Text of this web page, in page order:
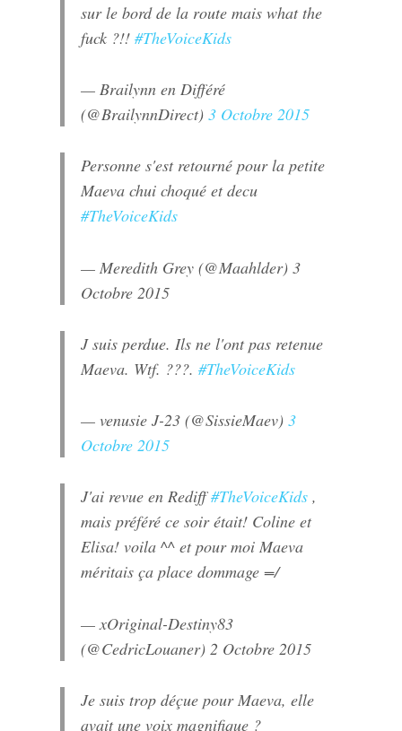
sur le bord de la route mais what the
fuck ?!!#TheVoiceKids
— Brailynn en Différé
(@BrailynnDirect)3 Octobre 2015
Personne s'est retourné pour la petite
Maeva chui choqué et decu
#TheVoiceKids
— Meredith Grey (@Maahlder)3
Octobre 2015
J suis perdue. Ils ne l'ont pas retenue
Maeva. Wtf. ???.#TheVoiceKids
— venusie J-23 (@SissieMaev)3
Octobre 2015
J'ai revue en Rediff#TheVoiceKids ,
mais préféré ce soir était! Coline et
Elisa! voila ^^ et pour moi Maeva
méritais ça place dommage =/
— xOriginal-Destiny83
(@CedricLouaner) 2 Octobre 2015
Je suis trop déçue pour Maeva, elle
avait une voix magnifique ?